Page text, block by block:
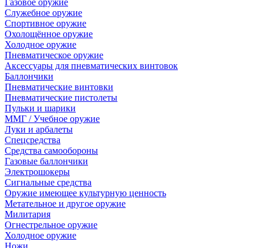
Газовое оружие
Служебное оружие
Спортивное оружие
Охолощённое оружие
Холодное оружие
Пневматическое оружие
Аксессуары для пневматических винтовок
Баллончики
Пневматические винтовки
Пневматические пистолеты
Пульки и шарики
ММГ / Учебное оружие
Луки и арбалеты
Спецсредства
Средства самообороны
Газовые баллончики
Электрошокеры
Сигнальные средства
Оружие имеющее культурную ценность
Метательное и другое оружие
Милитария
Огнестрельное оружие
Холодное оружие
Ножи